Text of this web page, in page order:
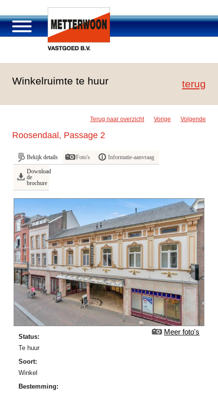
Portfolio
Winkelruimte te huur terug
Terug naar overzicht Vorige Volgende
Roosendaal, Passage 2
Bekijk details Foto's Informatie-aanvraag
Download
de
brochure
Meer foto's
Status:
Te huur
Soort:
Winkel
Bestemming: